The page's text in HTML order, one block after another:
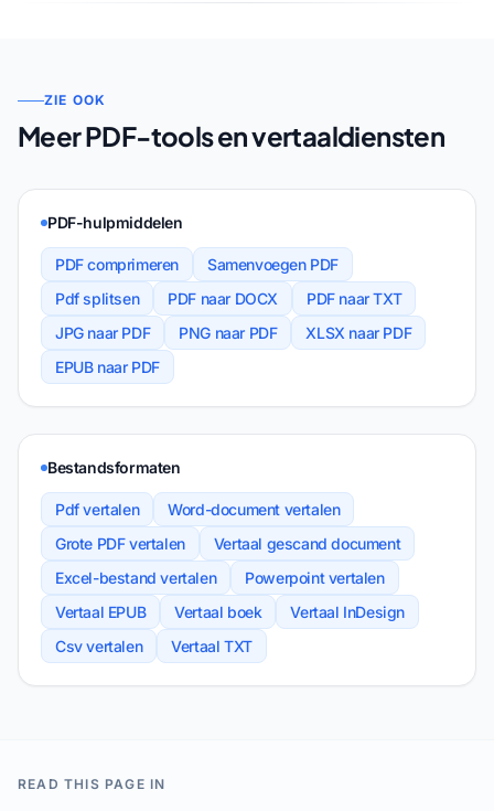
ZIE OOK
Meer PDF-tools en vertaaldiensten
PDF-hulpmiddelen
PDF comprimeren
Samenvoegen PDF
Pdf splitsen
PDF naar DOCX
PDF naar TXT
JPG naar PDF
PNG naar PDF
XLSX naar PDF
EPUB naar PDF
Bestandsformaten
Pdf vertalen
Word-document vertalen
Grote PDF vertalen
Vertaal gescand document
Excel-bestand vertalen
Powerpoint vertalen
Vertaal EPUB
Vertaal boek
Vertaal InDesign
Csv vertalen
Vertaal TXT
READ THIS PAGE IN